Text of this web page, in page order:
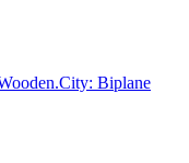
Biplane